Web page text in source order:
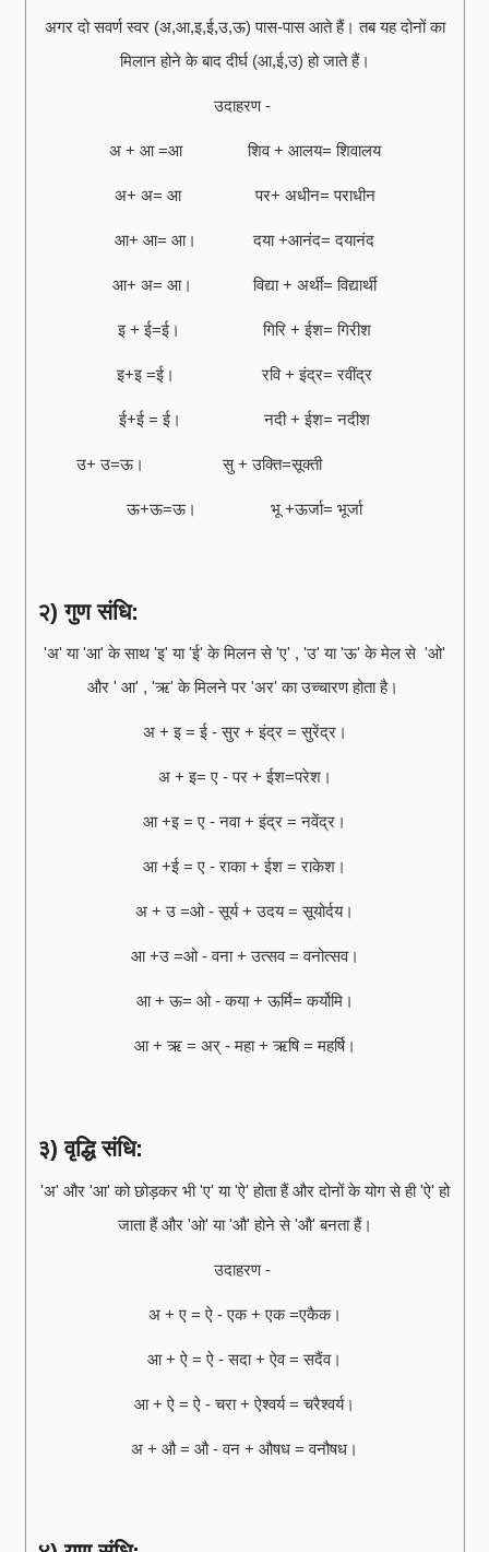
अगर दो सवर्ण स्वर (अ,आ,इ,ई,उ,ऊ) पास-पास आते हैं। तब यह दोनों का
मिलान होने के बाद दीर्घ (आ,ई,उ) हो जाते हैं।
उदाहरण -
अ + आ =आ शिव + आलय= शिवालय
अ+ अ= आ पर+ अधीन= पराधीन
आ+ आ= आ। दया +आनंद= दयानंद
आ+ अ= आ। विद्या + अर्थी= विद्यार्थी
इ + ई=ई। गिरि + ईश= गिरीश
इ+इ =ई। रवि + इंद्र= रवींद्र
ई+ई = ई। नदी + ईश= नदीश
उ+ उ=ऊ। सु + उक्ति=सूक्ती
ऊ+ऊ=ऊ। भू +ऊर्जा= भूर्जा
२) गुण संधि:
'अ' या 'आ' के साथ 'इ' या 'ई' के मिलन से 'ए' , 'उ' या 'ऊ' के मेल से 'ओ'
और ' आ' , 'ऋ' के मिलने पर 'अर' का उच्चारण होता है।
अ + इ = ई - सुर + इंद्र = सुरेंद्र।
अ + इ= ए - पर + ईश=परेश।
आ +इ = ए - नवा + इंद्र = नवेंद्र।
आ +ई = ए - राका + ईश = राकेश।
अ + उ =ओ - सूर्य + उदय = सूयोर्दय।
आ +उ =ओ - वना + उत्सव = वनोत्सव।
आ + ऊ= ओ - कया + ऊर्मि= कर्योमि।
आ + ऋ = अर् - महा + ऋषि = महर्षि।
३) वृद्धि संधि:
'अ' और 'आ' को छोड़कर भी 'ए' या 'ऐ' होता हैं और दोनों के योग से ही 'ऐ' हो
जाता हैं और 'ओ' या 'औ' होने से 'औ' बनता हैं।
उदाहरण -
अ + ए = ऐ - एक + एक =एकैक।
आ + ऐ = ऐ - सदा + ऐव = सदैंव।
आ + ऐ = ऐ - चरा + ऐश्वर्य = चरैश्वर्य।
अ + औ = औ - वन + औषध = वनौषध।